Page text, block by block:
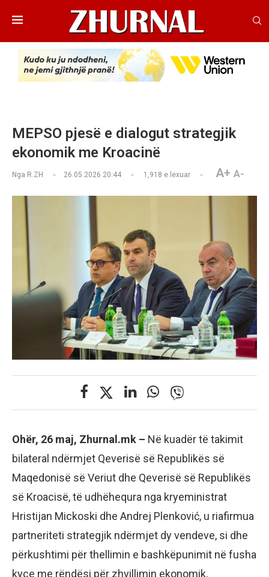
MEPSO pjesë e dialogut strategjik
ekonomik me Kroacinë
Nga R.ZH 26.05.2026 20:44 1,918 e lexuar A+ A-
Ohër, 26 maj, Zhurnal.mk – Në kuadër të takimit
bilateral ndërmjet Qeverisë së Republikës së
Maqedonisë së Veriut dhe Qeverisë së Republikës
së Kroacisë, të udhëhequra nga kryeministrat
Hristijan Mickoski dhe Andrej Plenković, u riafirmua
partneriteti strategjik ndërmjet dy vendeve, si dhe
përkushtimi për thellimin e bashkëpunimit në fusha
kyçe me rëndësi për zhvillimin ekonomik,